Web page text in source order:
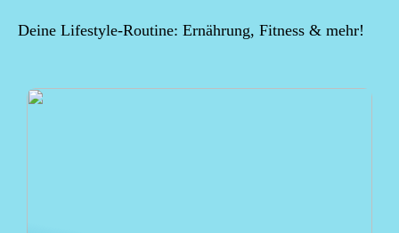
Deine Lifestyle-Routine: Ernährung, Fitness & mehr!